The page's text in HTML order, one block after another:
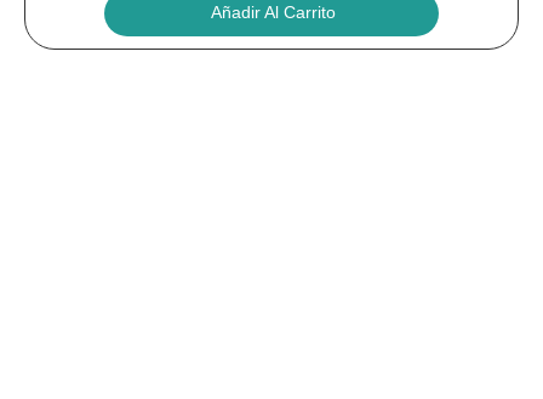
Añadir Al Carrito